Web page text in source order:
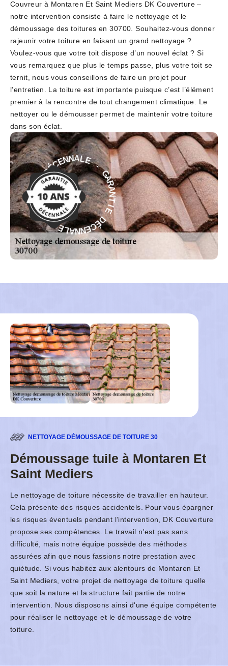
Couvreur à Montaren Et Saint Mediers DK Couverture –
notre intervention consiste à faire le nettoyage et le
démoussage des toitures en 30700. Souhaitez-vous donner
rajeunir votre toiture en faisant un grand nettoyage ?
Voulez-vous que votre toit dispose d’un nouvel éclat ? Si
vous remarquez que plus le temps passe, plus votre toit se
ternit, nous vous conseillons de faire un projet pour
l’entretien. La toiture est importante puisque c’est l’élément
premier à la rencontre de tout changement climatique. Le
nettoyer ou le démousser permet de maintenir votre toiture
dans son éclat.
G
A
R
A
N
T
I
E
D
É
C
E
N
NALE - GAR
A
N
T
I
E
D
É
C
E
N
N
A
L
E
-
NETTOYAGE DÉMOUSSAGE DE TOITURE 30
Démoussage tuile à Montaren Et
Saint Mediers
Le nettoyage de toiture nécessite de travailler en hauteur.
Cela présente des risques accidentels. Pour vous épargner
les risques éventuels pendant l’intervention, DK Couverture
propose ses compétences. Le travail n'est pas sans
difficulté, mais notre équipe possède des méthodes
assurées afin que nous fassions notre prestation avec
quiétude. Si vous habitez aux alentours de Montaren Et
Saint Mediers, votre projet de nettoyage de toiture quelle
que soit la nature et la structure fait partie de notre
intervention. Nous disposons ainsi d'une équipe compétente
pour réaliser le nettoyage et le démoussage de votre
toiture.